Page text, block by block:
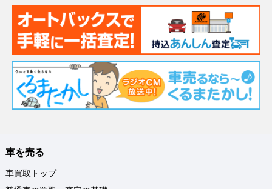
車を売る
車買取トップ